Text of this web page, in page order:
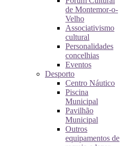
de Montemor-o-
Velho
Associativismo
cultural
Personalidades
concelhias
Eventos
Desporto
Centro Náutico
Piscina
Municipal
Pavilhão
Municipal
Outros
equipamentos de